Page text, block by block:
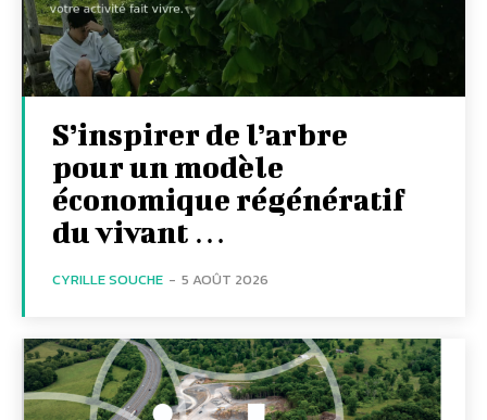
S’inspirer de l’arbre
pour un modèle
économique régénératif
du vivant …
CYRILLE SOUCHE - 5 AOÛT 2026